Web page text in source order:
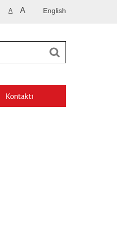
English
A A
Kontakti